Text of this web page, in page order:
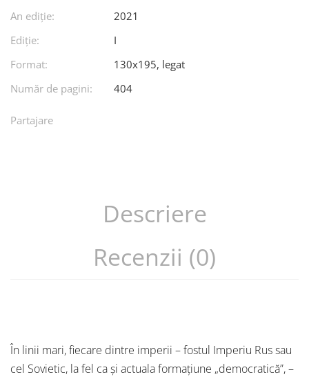
An ediţie:
2021
Ediţie:
I
Format:
130x195, legat
Număr de pagini:
404
Partajare
Descriere
Recenzii (0)
În linii mari, fiecare dintre imperii – fostul Imperiu Rus sau
cel Sovietic, la fel ca și actuala formațiune „democratică”, –